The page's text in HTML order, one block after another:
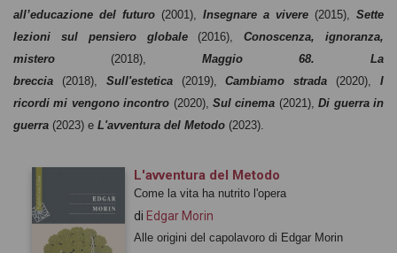
all’educazione del futuro (2001), Insegnare a vivere (2015), Sette
lezioni sul pensiero globale(2016),Conoscenza, ignoranza,
mistero (2018), Maggio 68. La
breccia (2018), Sull'estetica(2019),Cambiamo strada (2020),I
ricordi mi vengono incontro (2020),Sul cinema (2021),Di guerra in
guerra (2023) e L'avventura del Metodo (2023).
L'avventura del Metodo
Come la vita ha nutrito l'opera
di Edgar Morin
Alle origini del capolavoro di Edgar Morin